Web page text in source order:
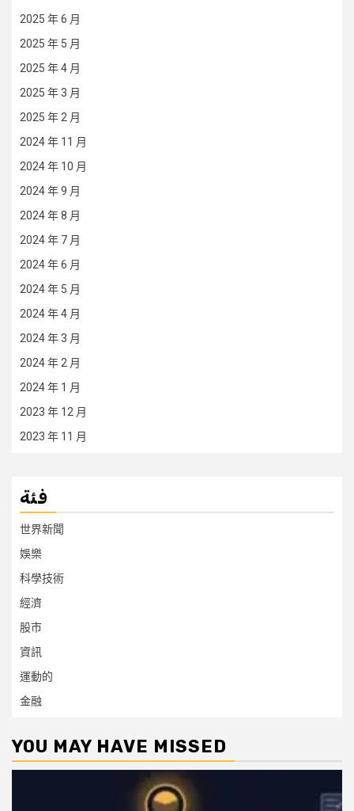
2025 年 6 月
2025 年 5 月
2025 年 4 月
2025 年 3 月
2025 年 2 月
2024 年 11 月
2024 年 10 月
2024 年 9 月
2024 年 8 月
2024 年 7 月
2024 年 6 月
2024 年 5 月
2024 年 4 月
2024 年 3 月
2024 年 2 月
2024 年 1 月
2023 年 12 月
2023 年 11 月
فئة
世界新聞
娛樂
科學技術
經濟
股市
資訊
運動的
金融
YOU MAY HAVE MISSED